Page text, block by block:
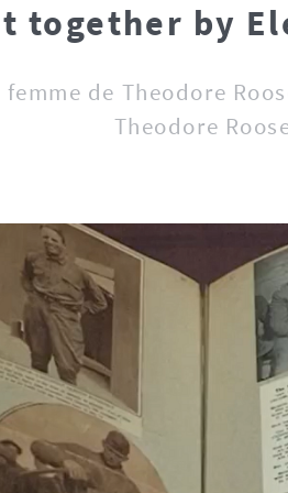
together by
de Theodore
Theodore